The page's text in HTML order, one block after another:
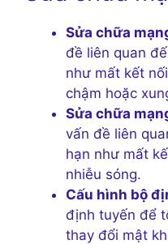
Sửa chữa
đề liên quan
như mất kết
chậm hoặc
Sửa chữa
vấn đề liên
hạn như mất
nhiễu sóng.
Cấu hình bộ
định tuyến để
thay đổi mật